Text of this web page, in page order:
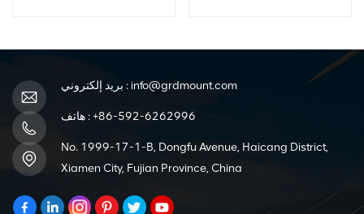
بريد إلكتروني : info@grdmount.com
هاتف :+86-592-6262996
No. 1999-17-1-B, Dongfu Avenue, Haicang District,
Xiamen City, Fujian Province, China